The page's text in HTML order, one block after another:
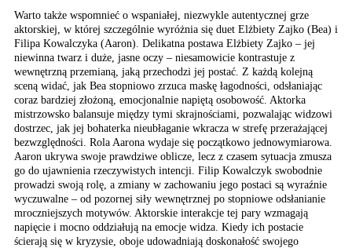
Warto także wspomnieć o wspaniałej, niezwykle autentycznej grze
aktorskiej, w której szczególnie wyróżnia się duet Elżbiety Zajko (Bea) i
Filipa Kowalczyka (Aaron). Delikatna postawa Elżbiety Zajko – jej
niewinna twarz i duże, jasne oczy – niesamowicie kontrastuje z
wewnętrzną przemianą, jaką przechodzi jej postać. Z każdą kolejną
sceną widać, jak Bea stopniowo zrzuca maskę łagodności, odsłaniając
coraz bardziej złożoną, emocjonalnie napiętą osobowość. Aktorka
mistrzowsko balansuje między tymi skrajnościami, pozwalając widzowi
dostrzec, jak jej bohaterka nieubłaganie wkracza w strefę przerażającej
bezwzględności. Rola Aarona wydaje się początkowo jednowymiarowa.
Aaron ukrywa swoje prawdziwe oblicze, lecz z czasem sytuacja zmusza
go do ujawnienia rzeczywistych intencji. Filip Kowalczyk swobodnie
prowadzi swoją rolę, a zmiany w zachowaniu jego postaci są wyraźnie
wyczuwalne – od pozornej siły wewnętrznej po stopniowe odsłanianie
mroczniejszych motywów. Aktorskie interakcje tej pary wzmagają
napięcie i mocno oddziałują na emocje widza. Kiedy ich postacie
ścierają się w kryzysie, oboje udowadniają doskonałość swojego